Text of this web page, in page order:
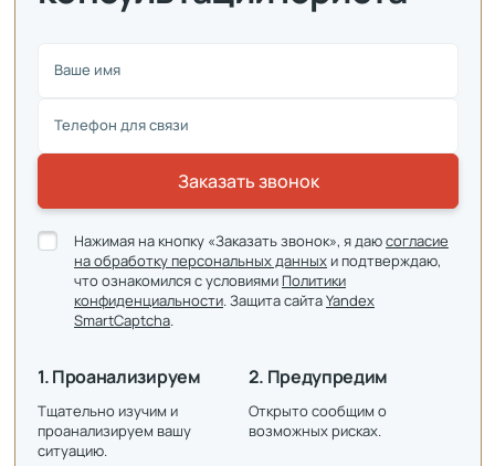
Ваше имя
Телефон для связи
Заказать звонок
Нажимая на кнопку «Заказать звонок», я даюсогласие
на обработку персональных данных и подтверждаю,
что ознакомился с условиями Политики
конфиденциальности . Защита сайтаYandex
SmartCaptcha
1. Проанализируем
Тщательно изучим и
проанализируем вашу
ситуацию.
2. Предупредим
Открыто сообщим о
возможных рисках.